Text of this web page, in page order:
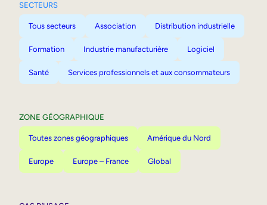
SECTEURS
Tous secteurs Association Distribution industrielle
Formation Industrie manufacturière Logiciel
Santé Services professionnels et aux consommateurs
ZONE GÉOGRAPHIQUE
Toutes zones géographiques Amérique du Nord
Europe Europe – France Global